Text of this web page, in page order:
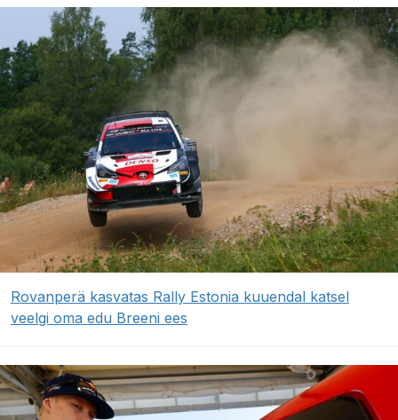
Rovanperä kasvatas Rally Estonia kuuendal katsel
veelgi oma edu Breeni ees